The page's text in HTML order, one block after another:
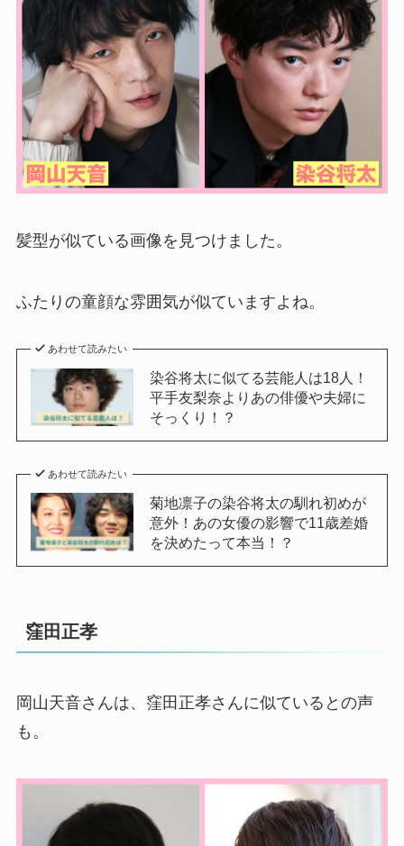
髪型が似ている画像を見つけました。
ふたりの童顔な雰囲気が似ていますよね。
あわせて読みたい
染谷将太に似てる芸能人は18人！
平手友梨奈よりあの俳優や夫婦に
そっくり！？
あわせて読みたい
菊地凛子の染谷将太の馴れ初めが
意外！あの女優の影響で11歳差婚
を決めたって本当！？
窪田正孝
岡山天音さんは、窪田正孝さんに似ているとの声
も。